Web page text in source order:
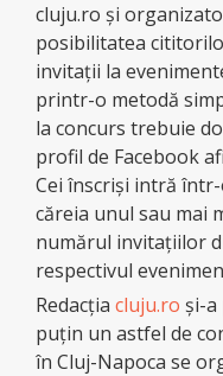
cluju.ro şi
posibilitatea
invitaţii la
printr-o metodă
la concurs trebuie
profil de Facebook
Cei înscrişi intră
căreia unul sau mai
numărul invitaţiilor
respectivul
Redacţia cluju.ro şi-a
puţin un astfel de
în Cluj-Napoca se